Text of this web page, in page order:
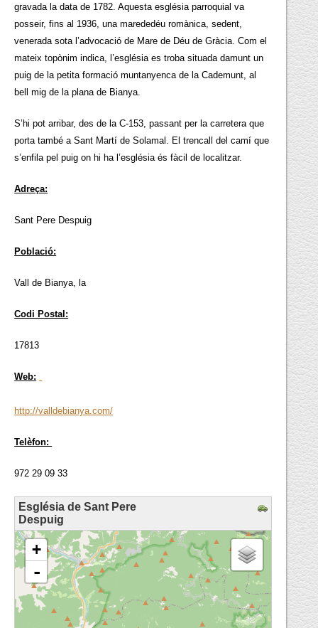
gravada la data de 1782. Aquesta església parroquial va
posseir, fins al 1936, una marededéu romànica, sedent,
venerada sota l’advocació de Mare de Déu de Gràcia. Com el
mateix topònim indica, l’església es troba situada damunt un
puig de la petita formació muntanyenca de la Cademunt, al
bell mig de la plana de Bianya.
S’hi pot arribar, des de la C-153, passant per la carretera que
porta també a Sant Martí de Solamal. El trencall del camí que
s’enfila pel puig on hi ha l’església és fàcil de localitzar.
Adreça:
Sant Pere Despuig
Població:
Vall de Bianya, la
Codi Postal:
17813
Web:
http://valldebianya.com/
Telèfon:
972 29 09 33
Església de Sant Pere
Despuig
loading map - please wait...
+
-